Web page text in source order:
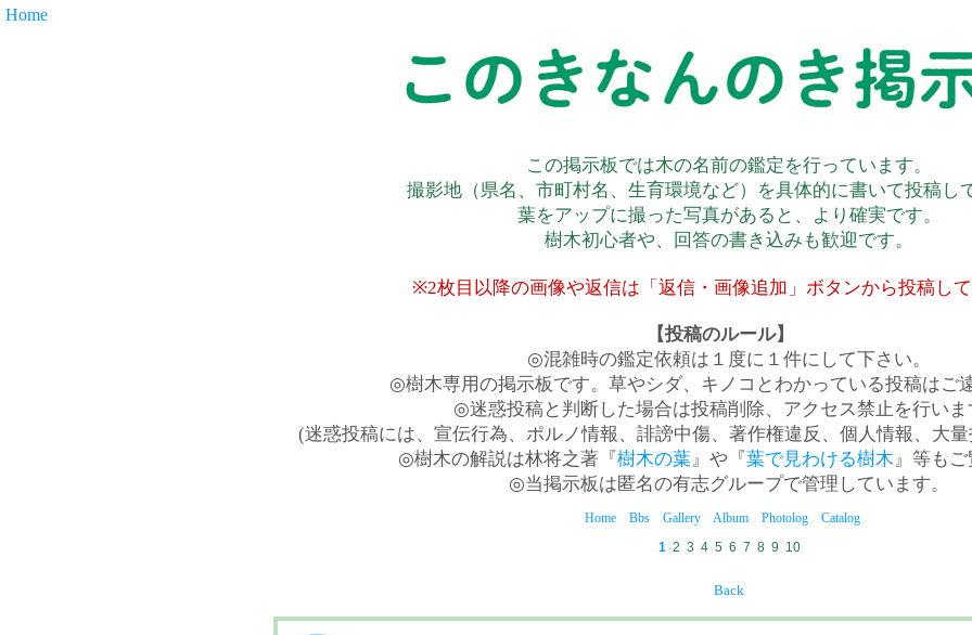
Home
この掲示板では木の名前の鑑定を行っています。
撮影地（県名、市町村名、生育環境など）を具体的に書いて投稿し
葉をアップに撮った写真があると、より確実です。
樹木初心者や、回答の書き込みも歓迎です。
※2枚目以降の画像や返信は「返信・画像追加」ボタンから投稿し
【投稿のルール】
◎混雑時の鑑定依頼は１度に１件にして下さい。
◎樹木専用の掲示板です。草やシダ、キノコとわかっている投稿はご
◎迷惑投稿と判断した場合は投稿削除、アクセス禁止を行いま
(迷惑投稿には、宣伝行為、ポルノ情報、誹謗中傷、著作権違反、個人情報、大
◎樹木の解説は林将之著『樹木の葉』や『葉で見わける樹木』等も
◎当掲示板は匿名の有志グループで管理しています。
Home Bbs Gallery Album Photolog
Catalog
1 2 3 4 5 6 7 8 9 10
Back